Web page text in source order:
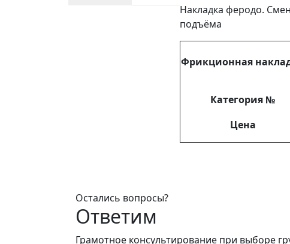
Накладка феродо.
подъёма
Фрикционная
Категория №
Цена
Остались вопросы?
Ответим
Грамотное консультирование при выборе